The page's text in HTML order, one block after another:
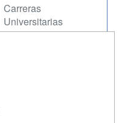
Carreras
Universitarias